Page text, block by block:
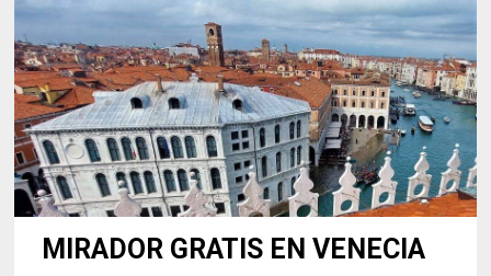
MIRADOR GRATIS EN VENECIA